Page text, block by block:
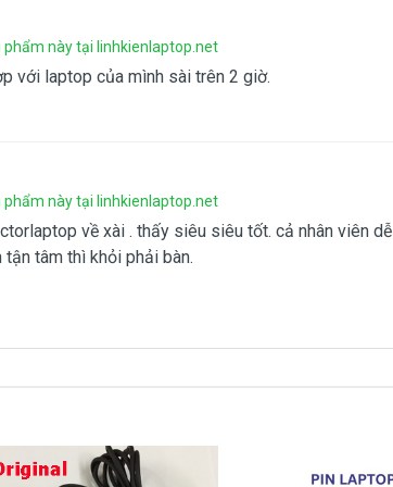
trên trời giá cao ngất ngưỡng củng có.
nhé.
3 sàn xuất nhé )
Giá bạn mua là 980k
Hành Nhanh 1 Đổi 1
phẩm này tại linhkienlaptop.net
với laptop của mình sài trên 2 giờ.
phẩm này tại linhkienlaptop.net
về xài . thấy siêu siêu tốt. cả nhân viên dễ
tâm thì khỏi phải bàn.